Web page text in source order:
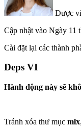
Được
Cập nhật vào Ngày 11
Cài đặt lại các thành
Deps VI
Hành động này sẽ
Tránh xóa thư mục mlx